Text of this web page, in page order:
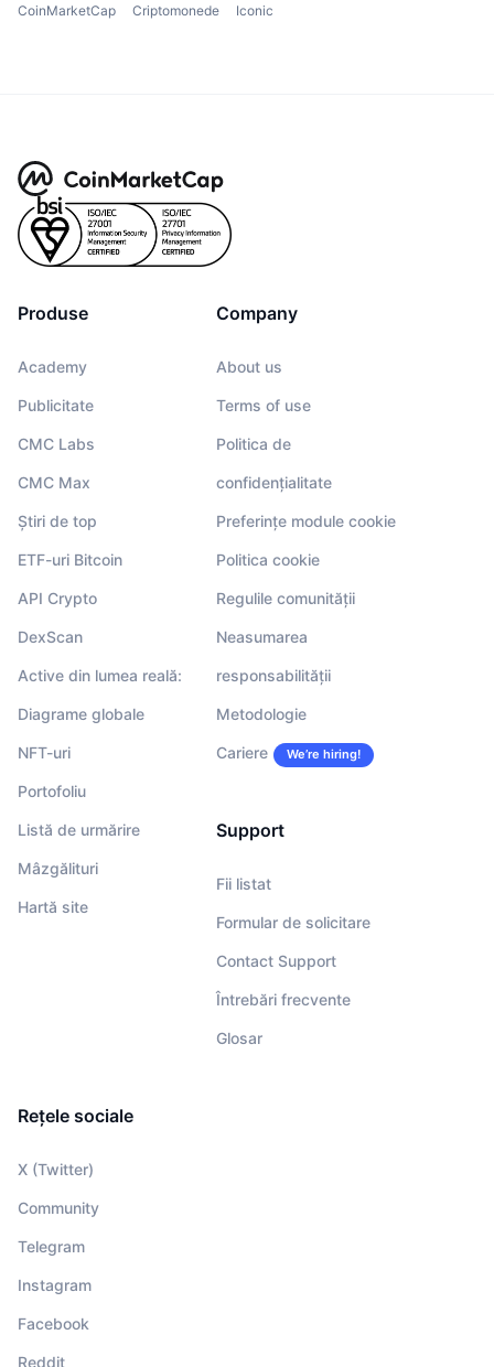
CoinMarketCap Criptomonede Iconic
Produse
Academy
Publicitate
CMC Labs
CMC Max
Știri de top
ETF-uri Bitcoin
API Crypto
DexScan
Active din lumea reală:
Diagrame globale
NFT-uri
Portofoliu
Listă de urmărire
Mâzgălituri
Hartă site
Company
About us
Terms of use
Politica de
confidențialitate
Preferințe module cookie
Politica cookie
Regulile comunității
Neasumarea
responsabilității
Metodologie
Cariere We’re hiring!
Support
Fii listat
Formular de solicitare
Contact Support
Întrebări frecvente
Glosar
Rețele sociale
X (Twitter)
Community
Telegram
Instagram
Facebook
Reddit